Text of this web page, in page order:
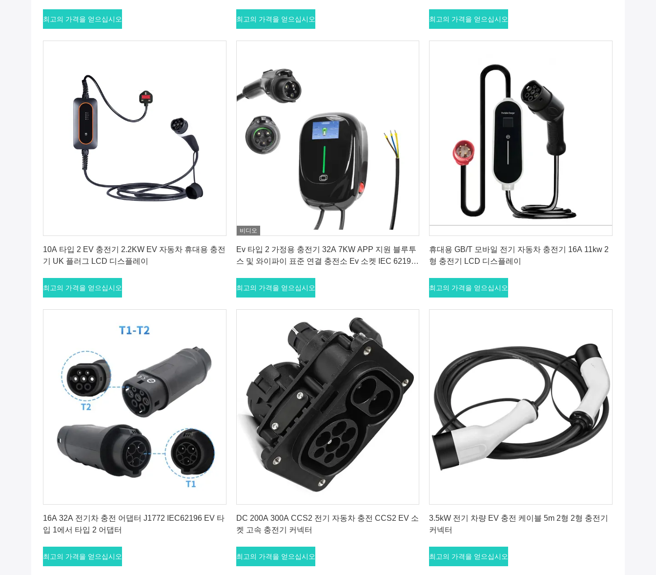
최고의 가격을 얻으십시오 최고의 가격을 얻으십시오 최고의 가격을 얻으십시오
10A 타입 2 EV 충전기 2.2KW EV 자동차 휴대용 충전
기 UK 플러그 LCD 디스플레이
최고의 가격을 얻으십시오
비디오
Ev 타입 2 가정용 충전기 32A 7KW APP 지원 블루투
스 및 와이파이 표준 연결 충전소 Ev 소켓 IEC 62196-
최고의 가격을 얻으십시오
휴대용 GB/T 모바일 전기 자동차 충전기 16A 11kw 2
형 충전기 LCD 디스플레이
최고의 가격을 얻으십시오
16A 32A 전기차 충전 어댑터 J1772 IEC62196 EV 타
입 1에서 타입 2 어댑터
최고의 가격을 얻으십시오
DC 200A 300A CCS2 전기 자동차 충전 CCS2 EV 소
켓 고속 충전기 커넥터
최고의 가격을 얻으십시오
3.5kW 전기 차량 EV 충전 케이블 5m 2형 2형 충전기
커넥터
최고의 가격을 얻으십시오